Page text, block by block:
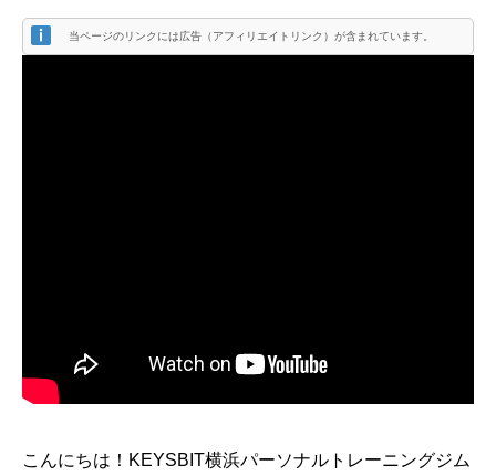
当ページのリンクには広告（アフィリエイトリンク）が含まれています。
こんにちは！KEYSBIT横浜パーソナルトレーニングジム